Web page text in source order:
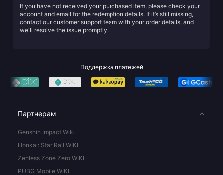
If you have not received your purchased item, please check your
account and email for the redemption details. If it’s still missing,
contact our customer support team with your order details, and
we'll resolve the issue promptly.
Поддержка платежей
Партнерам
Genshin Impact Wiki
Honkai: Star Rail WIKI
Zenless Zone Zero WIKI
PUBG Mobile WIKI